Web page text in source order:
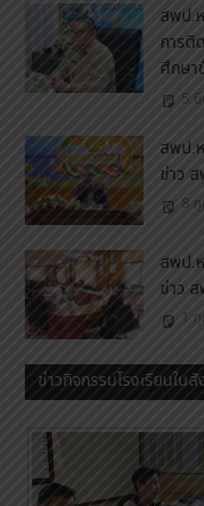
สพป.
การติ
ศึกษ
5
สพป.
ข่าว
8
สพป.
ข่าว
1
ข่าวกิจกรรมโรงเรียนใน